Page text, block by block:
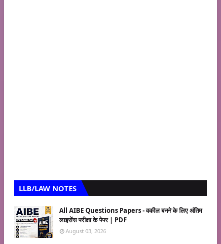
LLB/LAW NOTES
All AIBE Questions Papers - वकील बनने के लिए अंतिम
लाइसेंस परीक्षा के पेपर | PDF
August 03, 2026